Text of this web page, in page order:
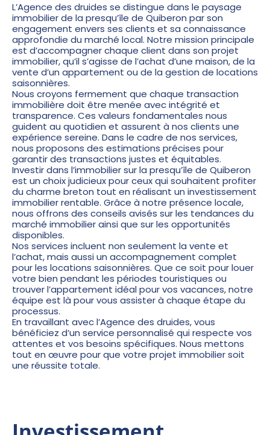
L’Agence des druides se distingue dans le paysage
immobilier de la presqu’île de Quiberon par son
engagement envers ses clients et sa connaissance
approfondie du marché local. Notre mission principale
est d’accompagner chaque client dans son projet
immobilier, qu’il s’agisse de l’achat d’une maison, de la
vente d’un appartement ou de la gestion de locations
saisonnières.
Nous croyons fermement que chaque transaction
immobilière doit être menée avec intégrité et
transparence. Ces valeurs fondamentales nous
guident au quotidien et assurent à nos clients une
expérience sereine. Dans le cadre de nos services,
nous proposons des estimations précises pour
garantir des transactions justes et équitables.
Investir dans l’immobilier sur la presqu’île de Quiberon
est un choix judicieux pour ceux qui souhaitent profiter
du charme breton tout en réalisant un investissement
immobilierrentable. Grâce à notre présence locale,
nous offrons des conseils avisés sur les tendances du
marché immobilier ainsi que sur les opportunités
disponibles.
Nos services incluent non seulement la vente et
l’achat, mais aussi un accompagnement complet
pour les locations saisonnières. Que ce soit pour louer
votre bien pendant les périodes touristiques ou
trouver l’appartement idéal pour vos vacances, notre
équipe est là pour vous assister à chaque étape du
processus.
En travaillant avec l’Agence des druides, vous
bénéficiez d’un service personnalisé qui respecte vos
attentes et vos besoins spécifiques. Nous mettons
tout en œuvre pour que votre projet immobilier soit
une réussite totale.